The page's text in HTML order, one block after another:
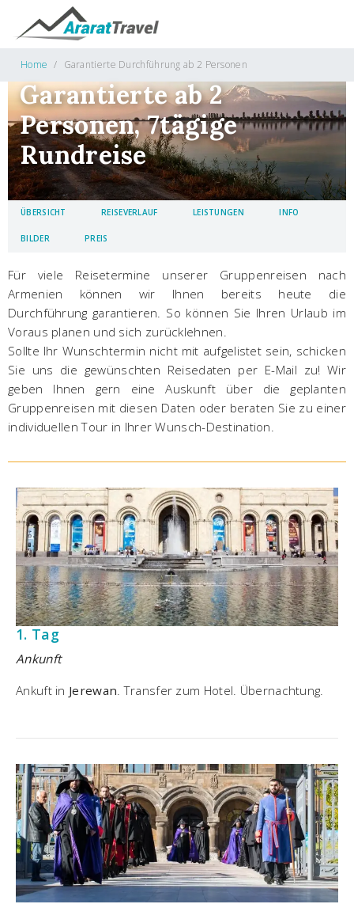
Home Garantierte Durchführung ab 2 Personen
Garantierte ab 2
Personen, 7tägige
Rundreise
ÜBERSICHT REISEVERLAUF LEISTUNGEN INFO
BILDER PREIS
Für viele Reisetermine unserer Gruppenreisen nach
Armenien können wir Ihnen bereits heute die
Durchführung garantieren. So können Sie Ihren Urlaub im
Voraus planen und sich zurücklehnen.
Sollte Ihr Wunschtermin nicht mit aufgelistet sein, schicken
Sie uns die gewünschten Reisedaten per E-Mail zu! Wir
geben Ihnen gern eine Auskunft über die geplanten
Gruppenreisen mit diesen Daten oder beraten Sie zu einer
individuellen Tour in Ihrer Wunsch-Destination.
1. Tag
Ankunft
Ankuft in Jerewan . Transfer zum Hotel. Übernachtung.